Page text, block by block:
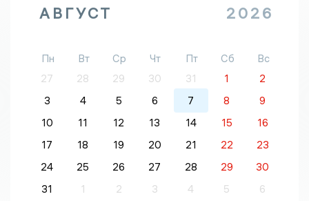
АВГУСТ 2026
Пн Вт Ср Чт Пт Сб
Вс
27
28 29 30 31 1
2
3
4 5 6 7 8
9
10
11 12 13 14 15
16
17
18 19 20 21 22
23
24
25 26 27 28 29
30
31
1 2 3 4 5 6